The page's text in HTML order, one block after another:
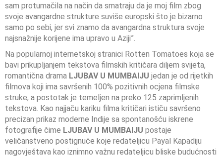
sam protumačila na način da smatraju da je moj film zbog
svoje avangardne strukture suviše europski što je bizarno
samo po sebi, jer svi znamo da avangardna struktura svoje
najsnažnije korijene ima upravo u Aziji”.
Na popularnoj internetskoj stranici Rotten Tomatoes koja se
bavi prikupljanjem tekstova filmskih kritičara diljem svijeta,
romantična drama LJUBAV U MUMBAIJU jedan je od rijetkih
filmova koji ima savršenih 100% pozitivnih ocjena filmske
struke, a postotak je temeljen na preko 125 zaprimljenih
tekstova. Kao najjaču kariku filma kritičari ističu savršeno
precizan prikaz moderne Indije sa spontanošću iskrene
fotografije čime LJUBAV U MUMBAIJU postaje
veličanstveno postignuće koje redateljicu Payal Kapadiju
nagovještava kao iznimno važnu redateljicu bliske budućnosti